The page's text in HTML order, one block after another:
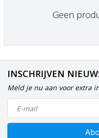
Geen
INSCHRIJVEN
Meld je nu aan voor extra